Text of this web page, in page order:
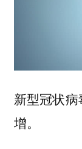
新型冠状
增。